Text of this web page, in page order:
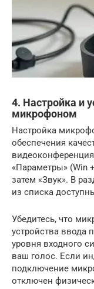
4. Настройка и
микрофоном
Настройка
обеспечения
«Параметры» (Win
затем «Звук». В
из списка
Убедитесь, что
устройства ввода
уровня входного
ваш голос. Если
подключение
отключен